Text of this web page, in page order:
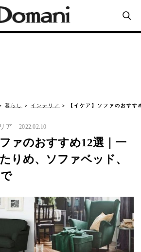
暮らし インテリア 【イケア】ソファのおす
ア 2022.02.10
ァのおすすめ12選｜一
りめ、ソファベッド、